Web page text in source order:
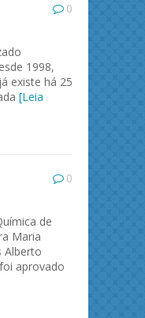
0
1998,
existe há 25
[Leia
0
de
Maria
Alberto
aprovado